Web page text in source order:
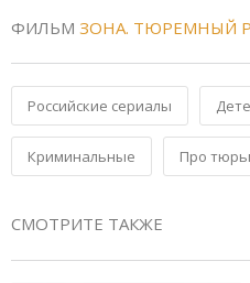
ФИЛЬМ ЗОНА. ТЮРЕМНЫЙ
Российские сериалы
Криминальные Про
СМОТРИТЕ ТАКЖЕ